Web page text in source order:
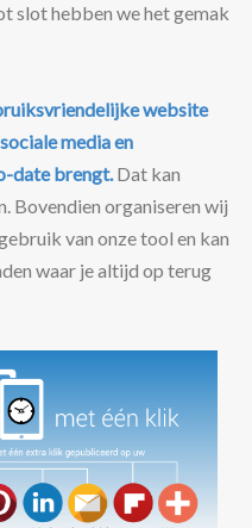
slot hebben we het gemak
website
media en
date brengt.Dat kan
Bovendien organiseren wij
van onze tool en kan
waar je altijd op terug